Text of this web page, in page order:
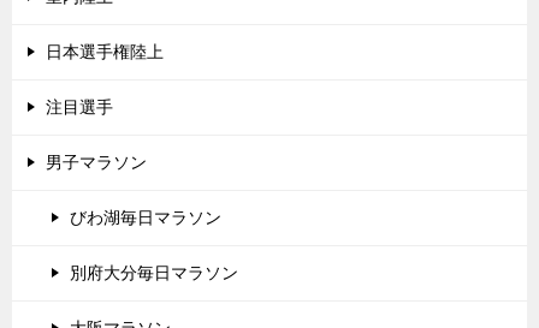
日本選手権陸上
注目選手
男子マラソン
びわ湖毎日マラソン
別府大分毎日マラソン